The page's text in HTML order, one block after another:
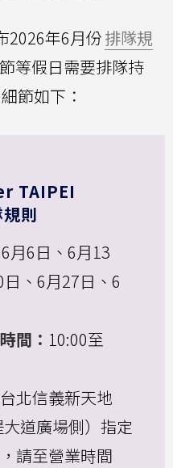
2026年6月份排隊規
等假日需要排隊持
節如下：
TAIPEI
則
月6日、6月13
、6月27日、6
間： 10:00至
北信義新天地
道廣場側）指定
請至營業時間